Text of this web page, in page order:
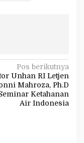
Pos berikutnya
Unhan RI Letjen
Mahroza, Ph.D
Ketahanan
Air Indonesia